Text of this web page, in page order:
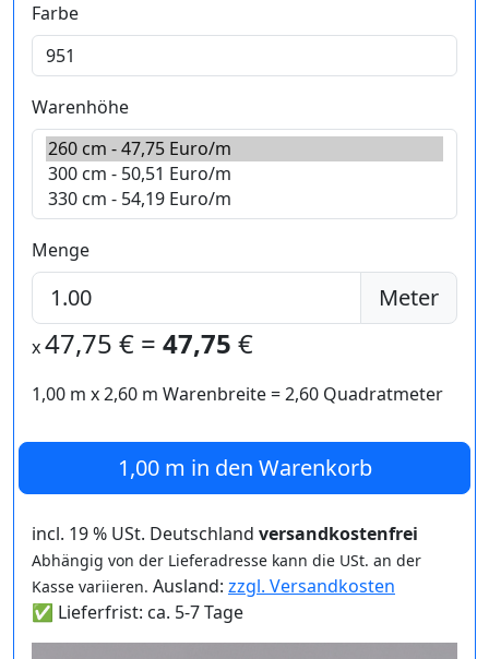
Farbe
Warenhöhe
Menge
Meter
x47,75 € = 47,75 €
1,00 m x2,60 m Warenbreite =2,60 Quadratmeter
1,00 m in den Warenkorb
incl. 19 % USt. Deutschland versandkostenfrei
Abhängig von der Lieferadresse kann die USt. an der
Kasse variieren. Ausland: zzgl. Versandkosten
✅ Lieferfrist: ca. 5-7 Tage